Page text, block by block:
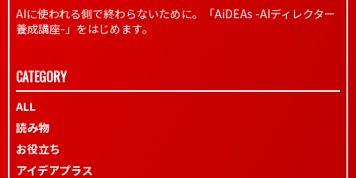
AIに使われる側で終わらないために。「AiDEAs -AIディレクター
養成講座-」をはじめます。
CATEGORY
ALL
読み物
お役立ち
アイデアプラス